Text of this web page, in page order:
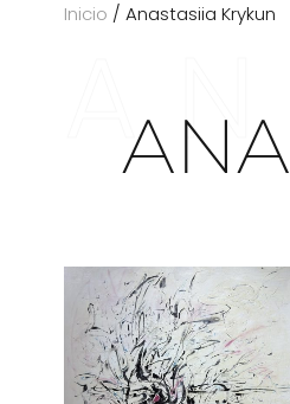
Inicio / Anastasiia Krykun